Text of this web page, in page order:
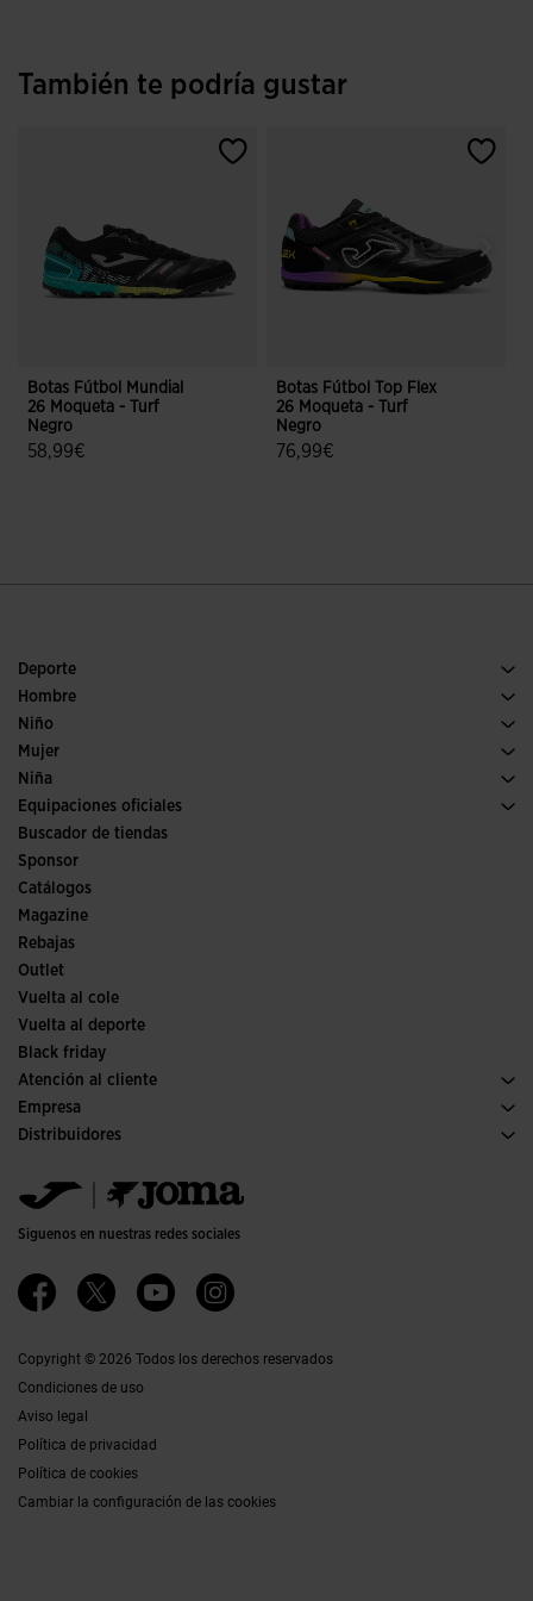
También te podría gustar
Botas Fútbol Mundial
26 Moqueta - Turf
Negro
58,99€
Botas Fútbol Top Flex
26 Moqueta - Turf
Negro
76,99€
Deporte
Running
Pádel
Fútbol
Trail running
Tenis
Hombre
Calzado Hombre
Deporte
Niño
Ver todo ropa niño
Mujer
Ropa Mujer
Deporte
Niña
Ver todo ropa niña
Equipaciones oficiales
Fútbol
Fútbol sala
Comités y Federaciones
Ediciones especiales
Buscador de tiendas
Sponsor
Catálogos
Magazine
Rebajas
Outlet
Vuelta al cole
Vuelta al deporte
Black friday
Atención al cliente
Condiciones de compra
Transporte y entrega
Preguntas frecuentes
Empresa
Historia
Política de calidad y medio ambiente
Trabaja con nosotros
Proyectos subvencionados
Canal ético
Distribuidores
Jomanet
Área marketing
Contacto
Siguenos en nuestras redes sociales
Copyright © 2026 Todos los derechos reservados
Condiciones de uso
Aviso legal
Política de privacidad
Política de cookies
Cambiar la configuración de las cookies